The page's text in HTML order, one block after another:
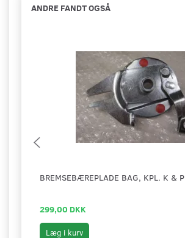
ANDRE FANDT OGSÅ
BREMSEBÆREPLADE BAG, KPL. K & P
299,00 DKK
Læg i kurv